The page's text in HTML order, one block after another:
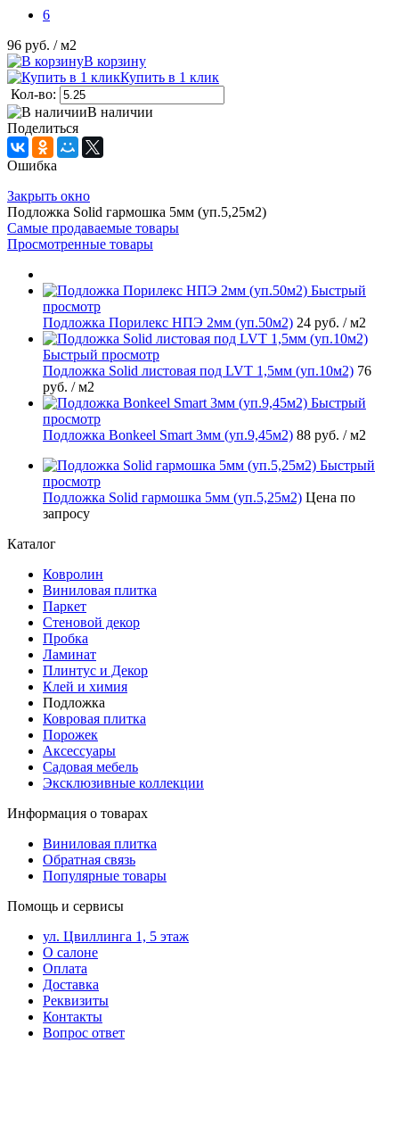
6
96 руб. / м2
В корзину
Купить в 1 клик
Кол-во:
В наличии
Поделиться
Ошибка
Закрыть окно
Подложка Solid гармошка 5мм (уп.5,25м2)
Самые продаваемые товары
Просмотренные товары
Быстрый
просмотр
Подложка Порилекс НПЭ 2мм (уп.50м2) 24 руб. / м2
Быстрый просмотр
Подложка Solid листовая под LVT 1,5мм (уп.10м2) 76
руб. / м2
Быстрый
просмотр
Подложка Bonkeel Smart 3мм (уп.9,45м2) 88 руб. / м2
Быстрый
просмотр
Подложка Solid гармошка 5мм (уп.5,25м2) Цена по
запросу
Каталог
Ковролин
Виниловая плитка
Паркет
Стеновой декор
Пробка
Ламинат
Плинтус и Декор
Клей и химия
Подложка
Ковровая плитка
Порожек
Аксессуары
Садовая мебель
Эксклюзивные коллекции
Информация о товарах
Виниловая плитка
Обратная связь
Популярные товары
Помощь и сервисы
ул. Цвиллинга 1, 5 этаж
О салоне
Оплата
Доставка
Реквизиты
Контакты
Вопрос ответ